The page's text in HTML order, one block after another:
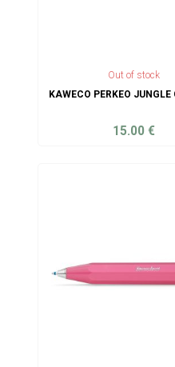
Out of stock
KAWECO PERKEO JUNGLE
15.00€